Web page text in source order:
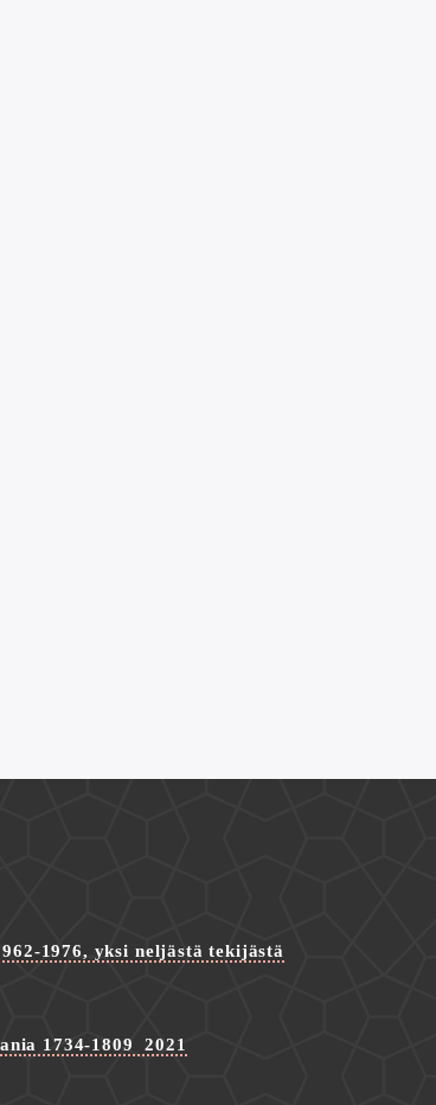
1976, yksi neljästä tekijästä
1734-1809 2021